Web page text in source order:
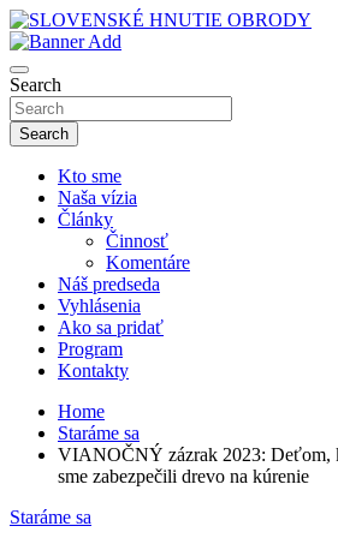
Skip
to
content
SLOVENSKÉ HNUTIE
Search
Search
Kto sme
Naša vízia
Články
Činnosť
Komentáre
Náš predseda
Vyhlásenia
Ako sa pridať
Program
Kontakty
Home
Staráme sa
VIANOČNÝ zázrak 2023: Deťom,
sme zabezpečili drevo na kúrenie
Staráme sa